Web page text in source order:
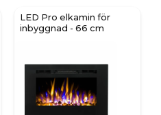
LED Pro elkamin för
inbyggnad - 66 cm